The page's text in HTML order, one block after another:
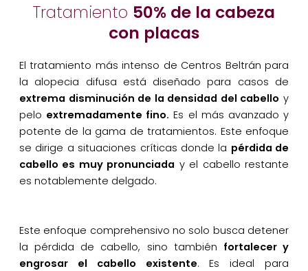
Tratamiento 50% de la cabeza
con placas
El tratamiento más intenso de Centros Beltrán para
la alopecia difusa está diseñado para casos de
extrema disminución de la densidad del cabello y
pelo extremadamente fino. Es el más avanzado y
potente de la gama de tratamientos. Este enfoque
se dirige a situaciones críticas donde la pérdida de
cabello es muy pronunciada y el cabello restante
es notablemente delgado.
Este enfoque comprehensivo no solo busca detener
la pérdida de cabello, sino también fortalecer y
engrosar el cabello existente. Es ideal para